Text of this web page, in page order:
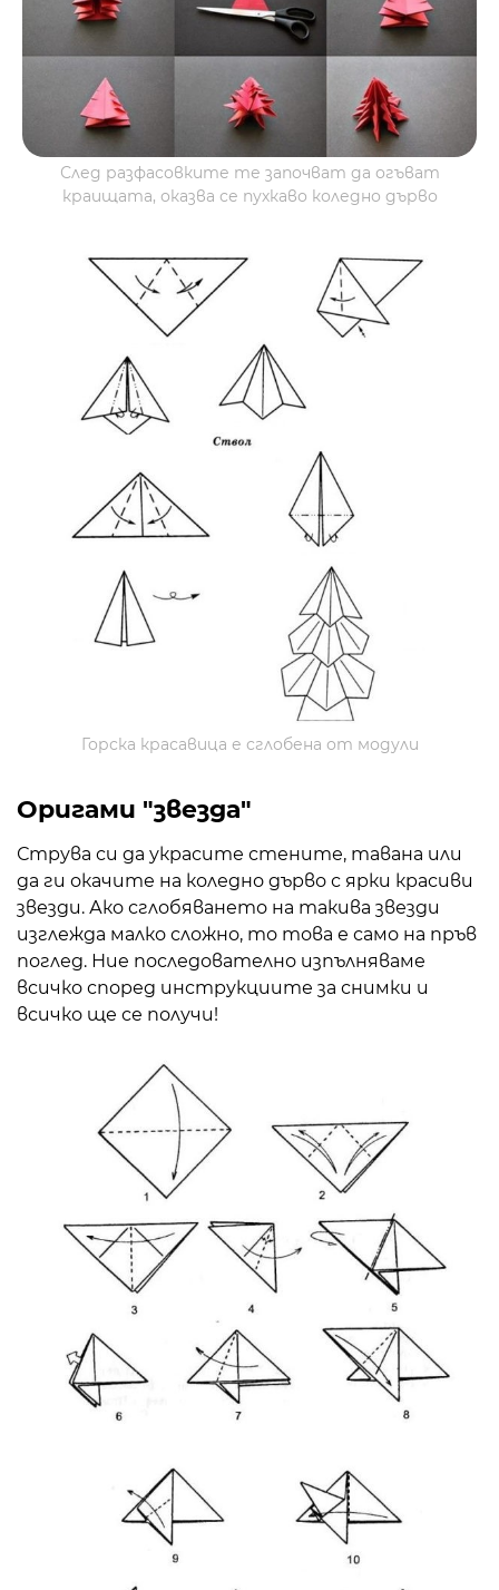
След разфасовките те започват да огъват
краищата, оказва се пухкаво коледно дърво
Горска красавица е сглобена от модули
Оригами "звезда"
Струва си да украсите стените, тавана или
да ги окачите на коледно дърво с ярки красиви
звезди. Ако сглобяването на такива звезди
изглежда малко сложно, то това е само на пръв
поглед. Ние последователно изпълняваме
всичко според инструкциите за снимки и
всичко ще се получи!